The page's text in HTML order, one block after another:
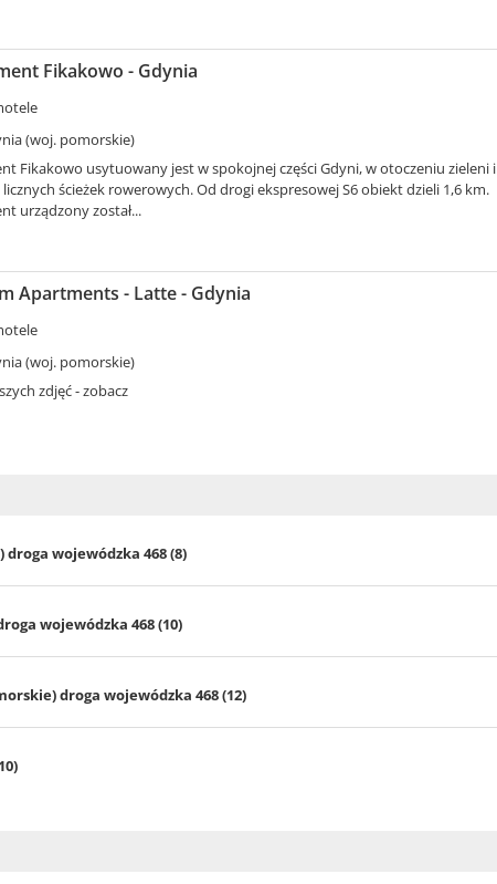
Fikakowo - Gdynia
(woj. pomorskie)
Fikakowo usytuowany jest w spokojnej części Gdyni, w otoczeniu zieleni i
ścieżek rowerowych. Od drogi ekspresowej S6 obiekt dzieli 1,6 km.
urządzony został...
Apartments - Latte - Gdynia
(woj. pomorskie)
zdjęć - zobacz
wojewódzka 468 (8)
wojewódzka 468 (10)
droga wojewódzka 468 (12)